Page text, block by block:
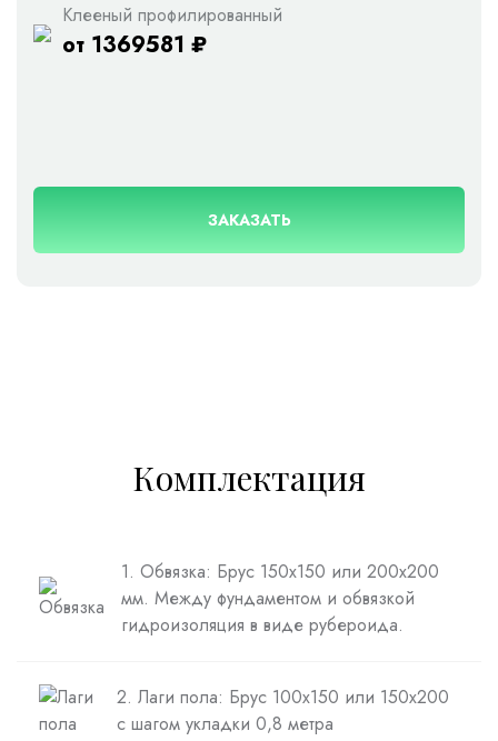
Клееный профилированный
от 1369581 ₽
ЗАКАЗАТЬ
Комплектация
1. Обвязка: Брус 150х150 или 200х200
мм. Между фундаментом и обвязкой
гидроизоляция в виде рубероида.
2. Лаги пола: Брус 100х150 или 150х200
с шагом укладки 0,8 метра